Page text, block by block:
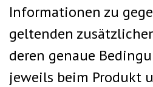
Informationen zu
geltenden
deren genaue
jeweils beim Produkt